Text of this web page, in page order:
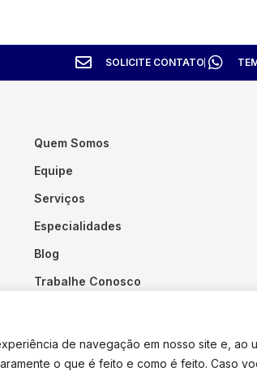
de navegação em nosso site e,
o que é feito e como é feito. Caso
SOLICITE CONTATO
Quem Somos
Equipe
Serviços
Especialidades
Blog
Trabalhe Conosco